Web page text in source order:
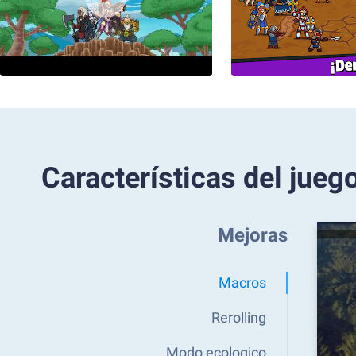
Características del
Mejoras
Macros
Rerolling
Modo ecologico